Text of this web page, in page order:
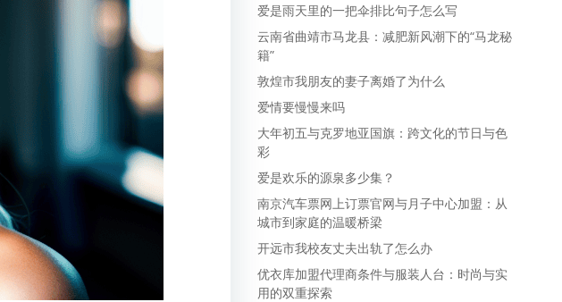
爱是雨天里的一把伞排比句子怎么写
云南省曲靖市马龙县：减肥新风潮下的“马龙秘
籍”
敦煌市我朋友的妻子离婚了为什么
爱情要慢慢来吗
大年初五与克罗地亚国旗：跨文化的节日与色
彩
爱是欢乐的源泉多少集？
南京汽车票网上订票官网与月子中心加盟：从
城市到家庭的温暖桥梁
开远市我校友丈夫出轨了怎么办
优衣库加盟代理商条件与服装人台：时尚与实
用的双重探索